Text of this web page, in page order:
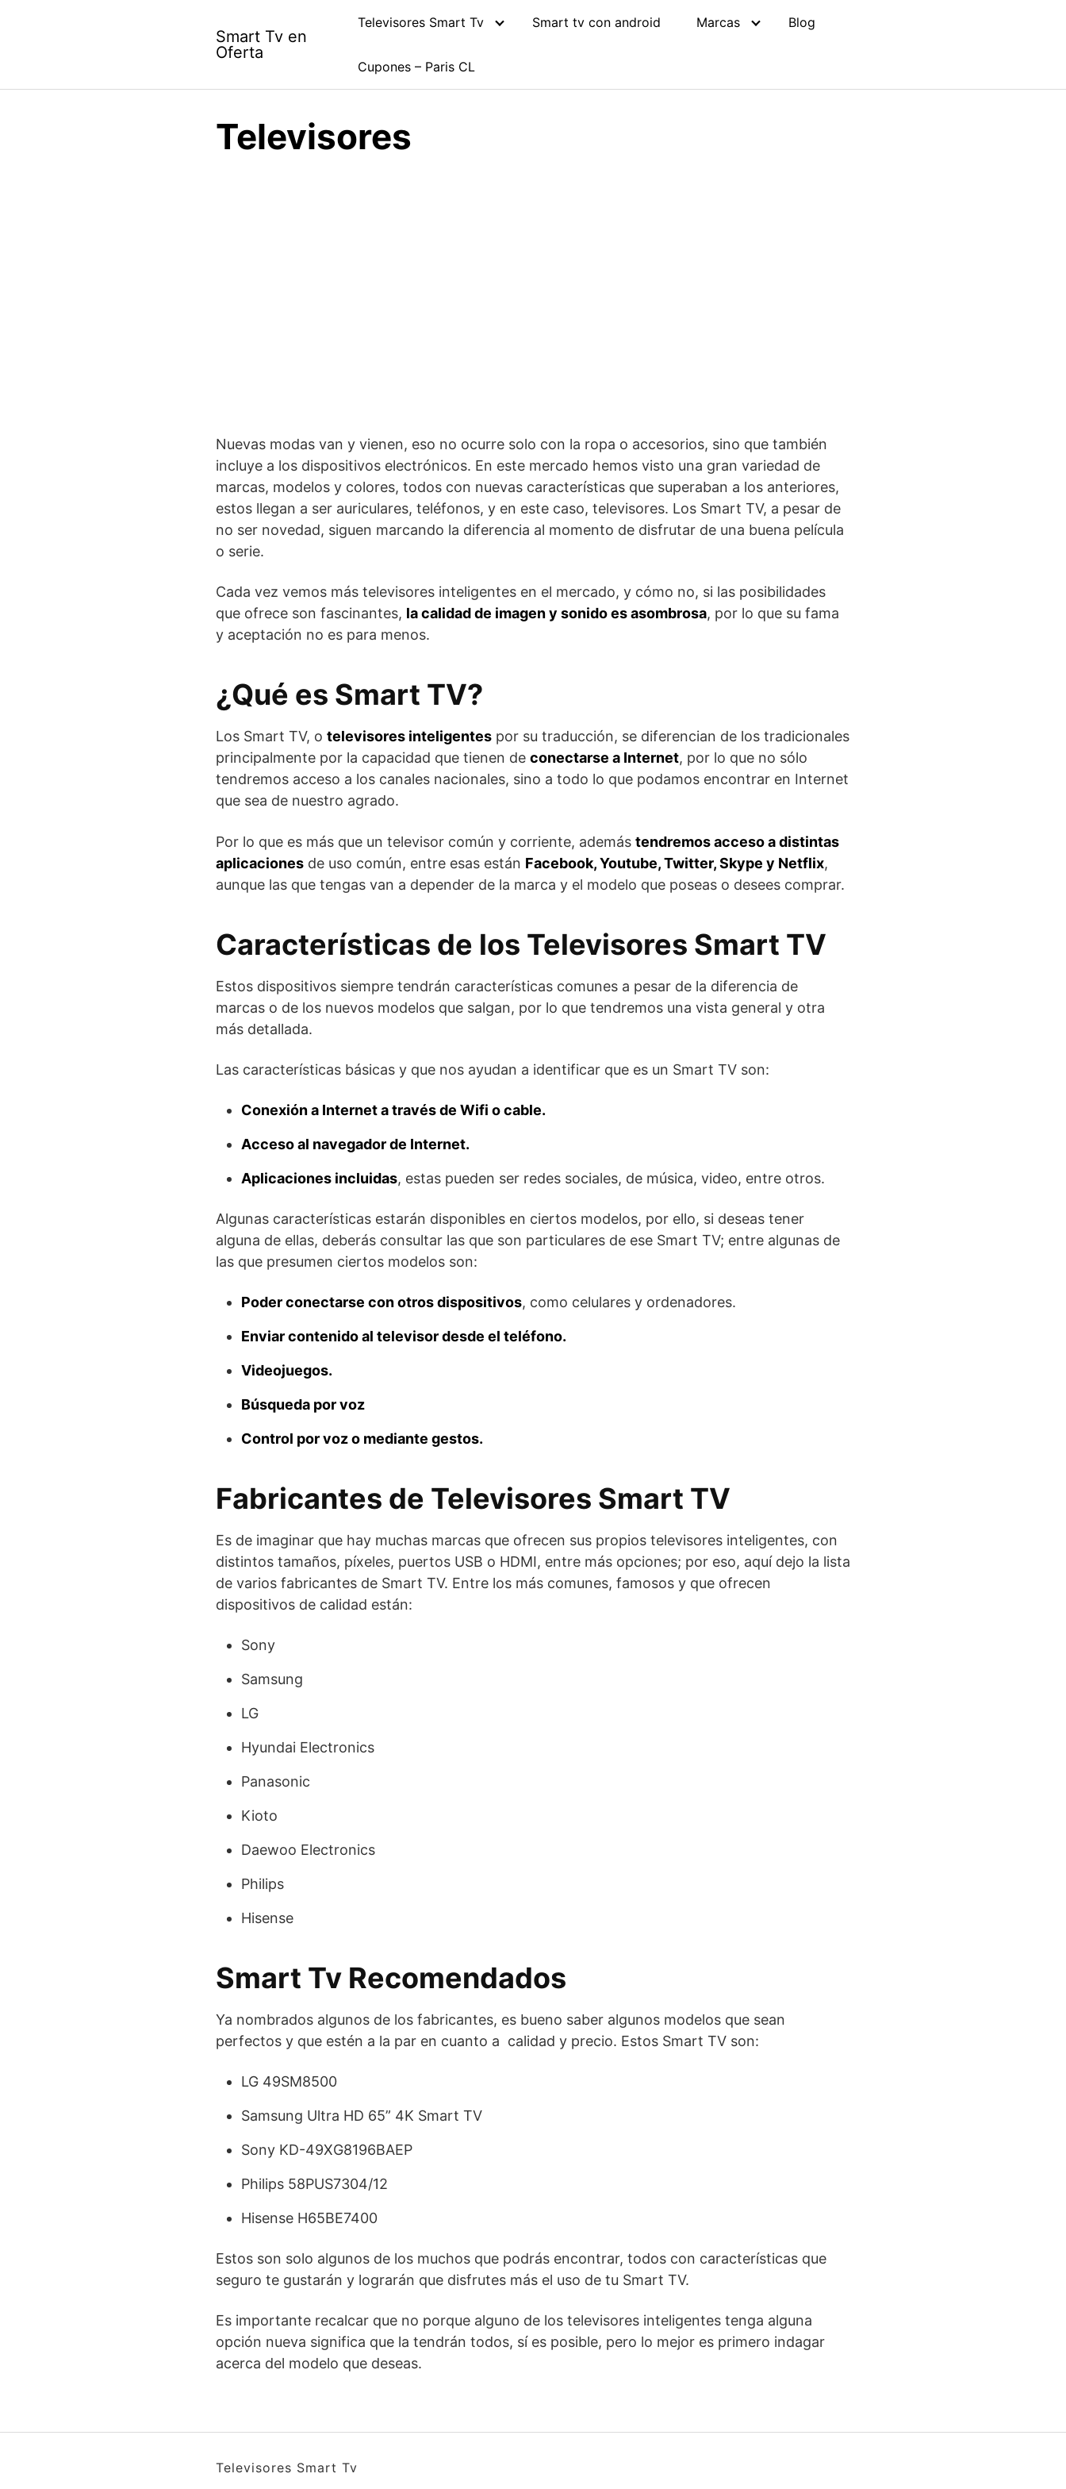
Smart Tv en
Oferta
Televisores Smart Tv Smart tv con android Marcas Blog
Cupones – Paris CL
Televisores
Nuevas modas van y vienen, eso no ocurre solo con la ropa o accesorios, sino que también
incluye a los dispositivos electrónicos. En este mercado hemos visto una gran variedad de
marcas, modelos y colores, todos con nuevas características que superaban a los anteriores,
estos llegan a ser auriculares, teléfonos, y en este caso, televisores. Los Smart TV, a pesar de
no ser novedad, siguen marcando la diferencia al momento de disfrutar de una buena película
o serie.
Cada vez vemos más televisores inteligentes en el mercado, y cómo no, si las posibilidades
que ofrece son fascinantes, la calidad de imagen y sonido es asombrosa, por lo que su fama
y aceptación no es para menos.
¿Qué es Smart TV?
Los Smart TV, o televisores inteligentes por su traducción, se diferencian de los tradicionales
principalmente por la capacidad que tienen de conectarse a Internet, por lo que no sólo
tendremos acceso a los canales nacionales, sino a todo lo que podamos encontrar en Internet
que sea de nuestro agrado.
Por lo que es más que un televisor común y corriente, además tendremos acceso a distintas
aplicaciones de uso común, entre esas están Facebook, Youtube, Twitter, Skype y Netflix,
aunque las que tengas van a depender de la marca y el modelo que poseas o desees comprar.
Características de los Televisores Smart TV
Estos dispositivos siempre tendrán características comunes a pesar de la diferencia de
marcas o de los nuevos modelos que salgan, por lo que tendremos una vista general y otra
más detallada.
Las características básicas y que nos ayudan a identificar que es un Smart TV son:
Conexión a Internet a través de Wifi o cable.
Acceso al navegador de Internet.
Aplicaciones incluidas, estas pueden ser redes sociales, de música, video, entre otros.
Algunas características estarán disponibles en ciertos modelos, por ello, si deseas tener
alguna de ellas, deberás consultar las que son particulares de ese Smart TV; entre algunas de
las que presumen ciertos modelos son:
Poder conectarse con otros dispositivos, como celulares y ordenadores.
Enviar contenido al televisor desde el teléfono.
Videojuegos.
Búsqueda por voz
Control por voz o mediante gestos.
Fabricantes de Televisores Smart TV
Es de imaginar que hay muchas marcas que ofrecen sus propios televisores inteligentes, con
distintos tamaños, píxeles, puertos USB o HDMI, entre más opciones; por eso, aquí dejo la lista
de varios fabricantes de Smart TV. Entre los más comunes, famosos y que ofrecen
dispositivos de calidad están:
Sony
Samsung
LG
Hyundai Electronics
Panasonic
Kioto
Daewoo Electronics
Philips
Hisense
Smart Tv Recomendados
Ya nombrados algunos de los fabricantes, es bueno saber algunos modelos que sean
perfectos y que estén a la par en cuanto a calidad y precio. Estos Smart TV son:
LG 49SM8500
Samsung Ultra HD 65” 4K Smart TV
Sony KD-49XG8196BAEP
Philips 58PUS7304/12
Hisense H65BE7400
Estos son solo algunos de los muchos que podrás encontrar, todos con características que
seguro te gustarán y lograrán que disfrutes más el uso de tu Smart TV.
Es importante recalcar que no porque alguno de los televisores inteligentes tenga alguna
opción nueva significa que la tendrán todos, sí es posible, pero lo mejor es primero indagar
acerca del modelo que deseas.
Televisores Smart Tv